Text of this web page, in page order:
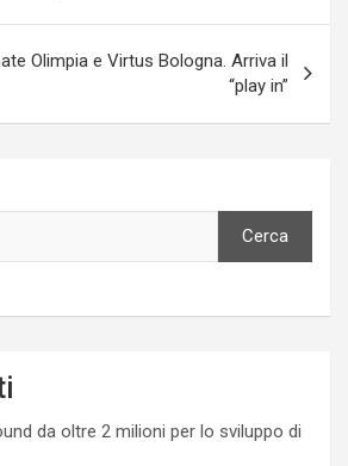
Olimpia e Virtus Bologna. Arriva il
“play in”
Cerca
da oltre 2 milioni per lo sviluppo di